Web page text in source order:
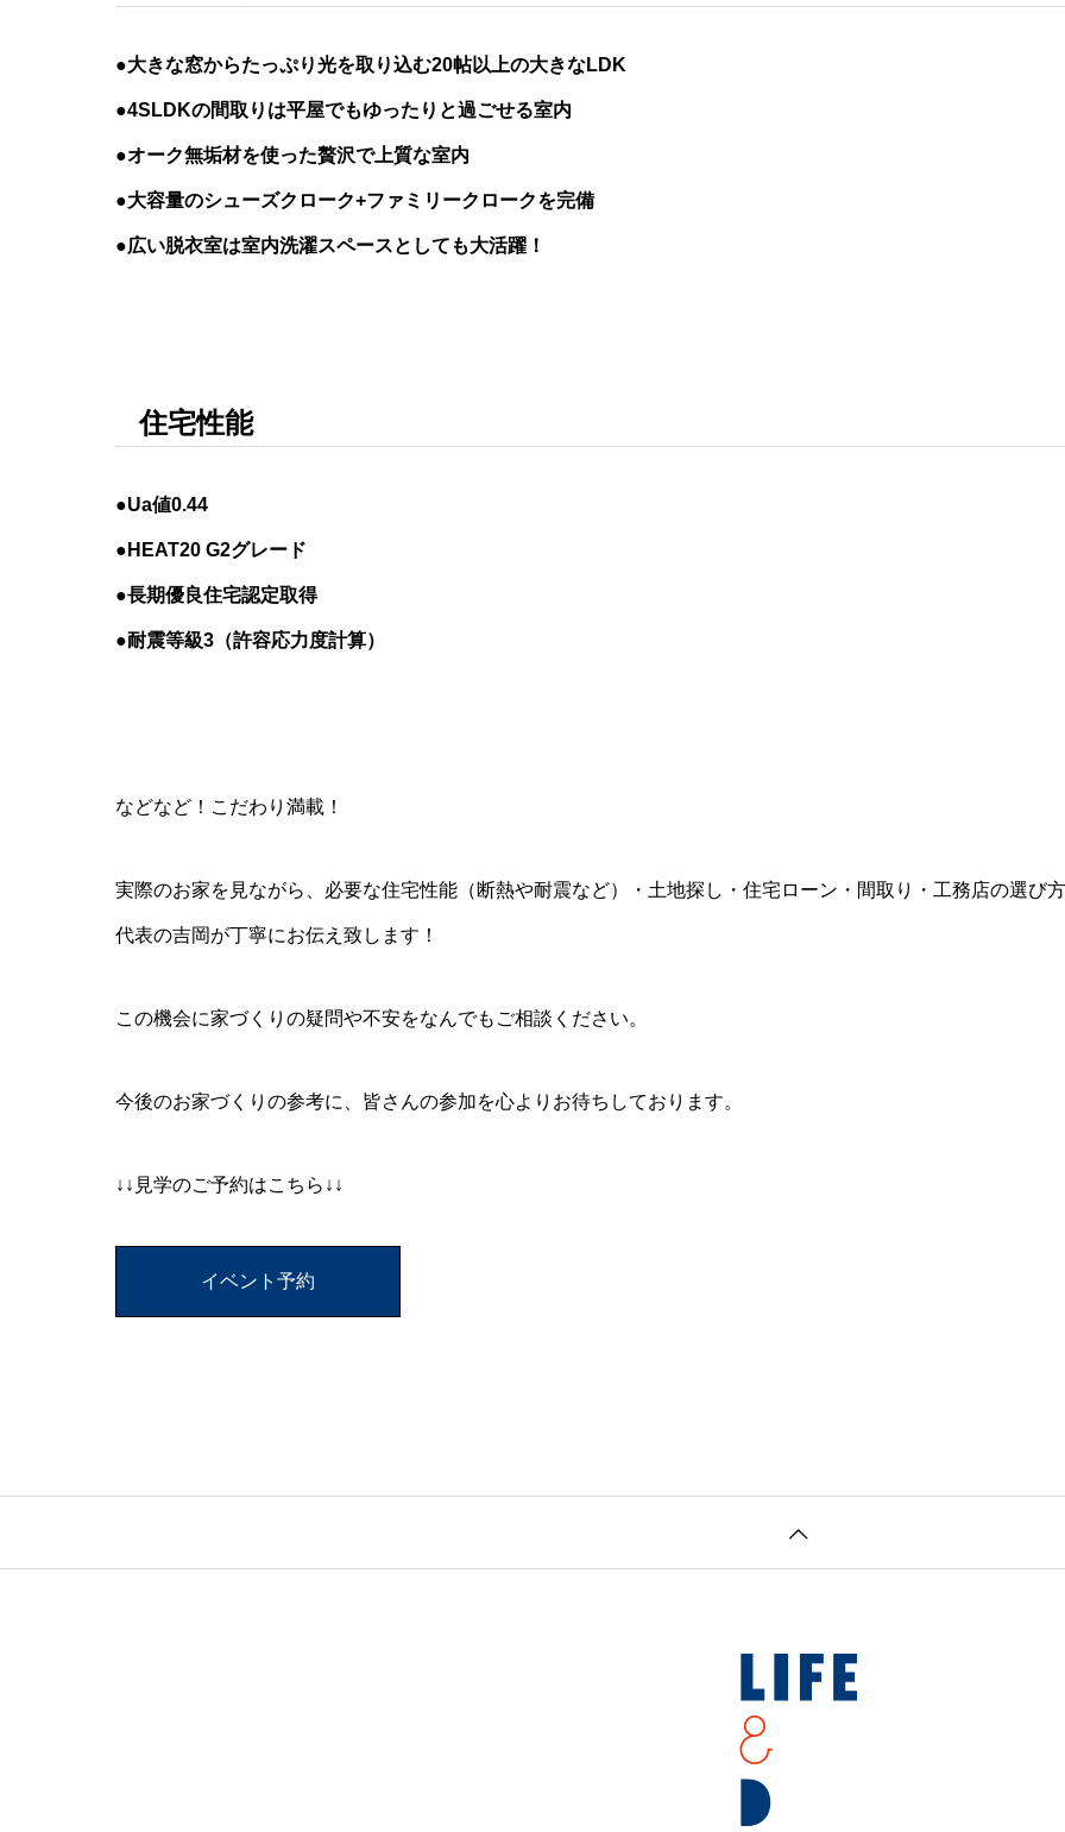
●大きな窓からたっぷり光を取り込む20帖以上の大きなLDK
●4SLDKの間取りは平屋でもゆったりと過ごせる室内
●オーク無垢材を使った贅沢で上質な室内
●大容量のシューズクローク+ファミリークロークを完備
●広い脱衣室は室内洗濯スペースとしても大活躍！
住宅性能
●Ua値0.44
●HEAT20 G2グレード
●長期優良住宅認定取得
●耐震等級3（許容応力度計算）
などなど！こだわり満載！
実際のお家を見ながら、必要な住宅性能（断熱や耐震など）・土地探し・住宅ローン・間取り・工務店の選び
代表の吉岡が丁寧にお伝え致します！
この機会に家づくりの疑問や不安をなんでもご相談ください。
今後のお家づくりの参考に、皆さんの参加を心よりお待ちしております。
↓↓見学のご予約はこちら↓↓
イベント予約